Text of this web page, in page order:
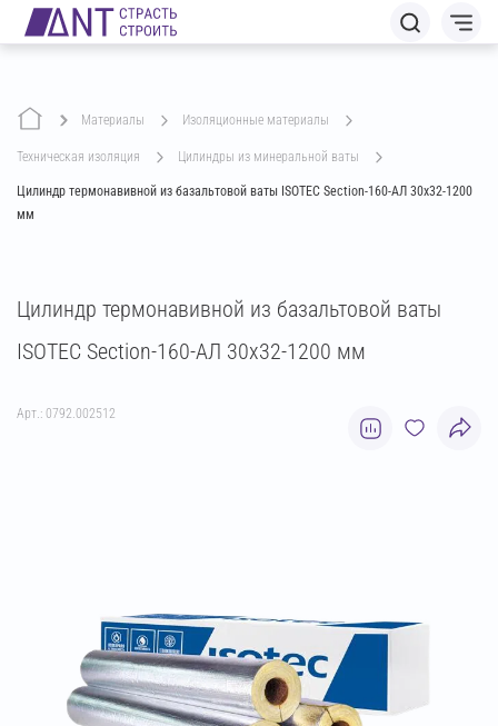
Материалы изоляционные материалы
техническая изоляция цилиндры из минеральной ваты
Цилиндр термонавивной из базальтовой ваты ISOTEC Section-160-АЛ 30х32-1200
мм
Цилиндр термонавивной из базальтовой ваты
ISOTEC Section-160-АЛ 30х32-1200 мм
Арт.: 0792.002512